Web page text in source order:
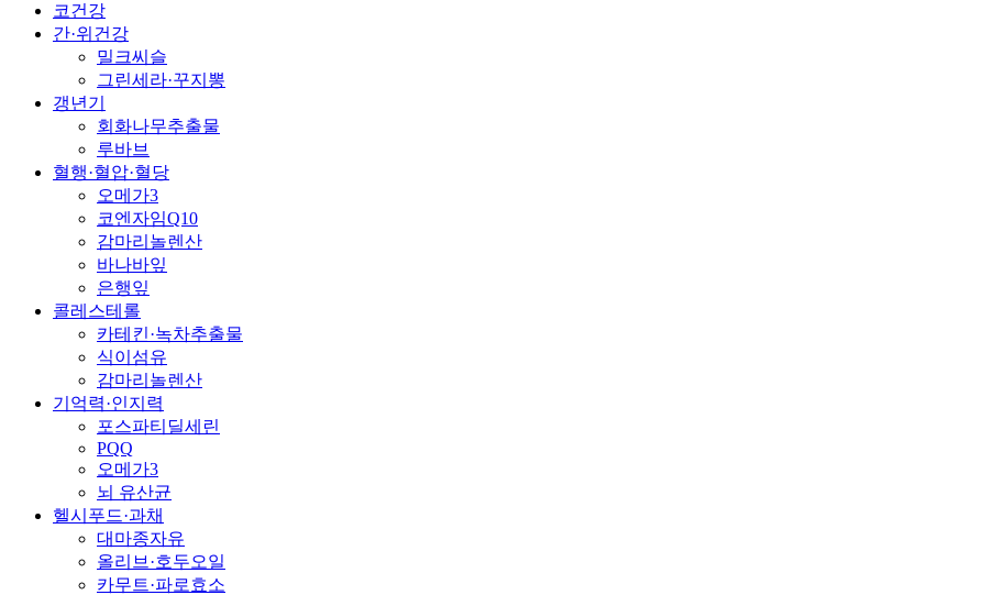
코건강
간·위건강
밀크씨슬
그린세라·꾸지뽕
갱년기
회화나무추출물
루바브
혈행·혈압·혈당
오메가3
코엔자임Q10
감마리놀렌산
바나바잎
은행잎
콜레스테롤
카테킨·녹차추출물
식이섬유
감마리놀렌산
기억력·인지력
포스파티딜세린
PQQ
오메가3
뇌 유산균
헬시푸드·과채
대마종자유
올리브·호두오일
카무트·파로효소